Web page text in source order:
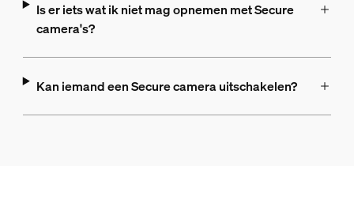
Is er iets wat ik niet mag opnemen met Secure
camera's?
Kan iemand een Secure camera uitschakelen?